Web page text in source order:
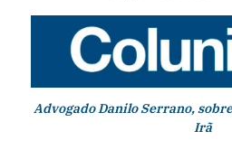
Advogado Danilo Serrano,
Irã